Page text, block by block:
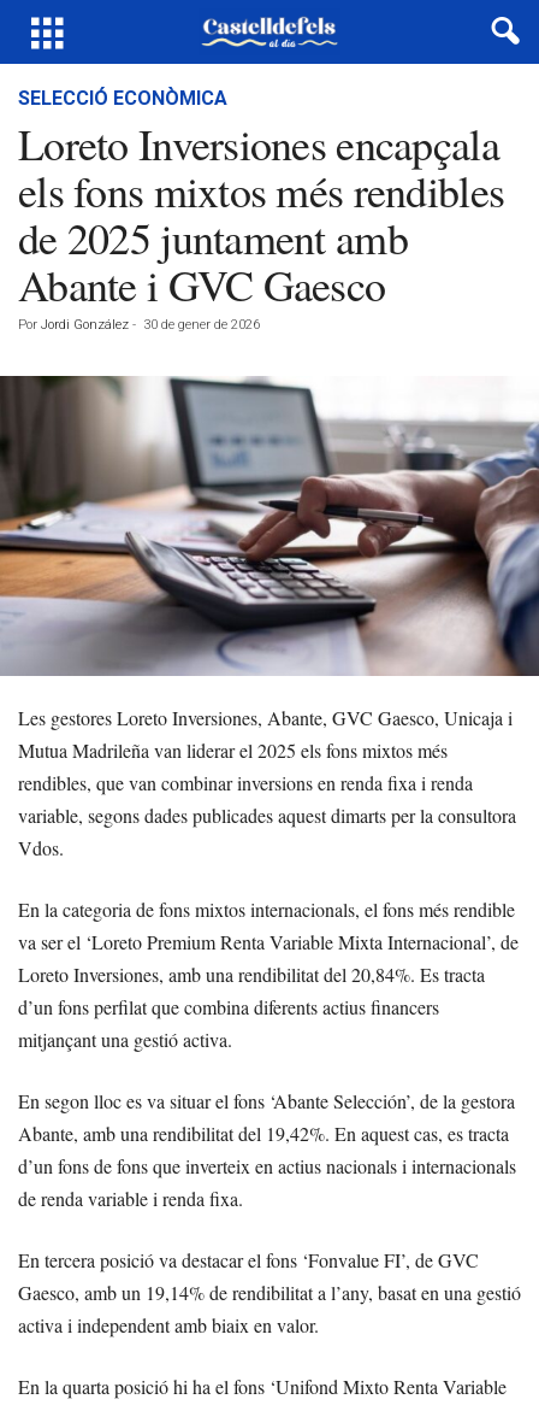
SELECCIÓ ECONÒMICA
Loreto Inversiones encapçala
els fons mixtos més rendibles
de 2025 juntament amb
Abante i GVC Gaesco
Por Jordi González - 30 de gener de 2026
Les gestores Loreto Inversiones, Abante, GVC Gaesco, Unicaja i
Mutua Madrileña van liderar el 2025 els fons mixtos més
rendibles, que van combinar inversions en renda fixa i renda
variable, segons dades publicades aquest dimarts per la consultora
Vdos.
En la categoria de fons mixtos internacionals, el fons més rendible
va ser el ‘Loreto Premium Renta Variable Mixta Internacional’, de
Loreto Inversiones, amb una rendibilitat del 20,84%. Es tracta
d’un fons perfilat que combina diferents actius financers
mitjançant una gestió activa.
En segon lloc es va situar el fons ‘Abante Selección’, de la gestora
Abante, amb una rendibilitat del 19,42%. En aquest cas, es tracta
d’un fons de fons que inverteix en actius nacionals i internacionals
de renda variable i renda fixa.
En tercera posició va destacar el fons ‘Fonvalue FI’, de GVC
Gaesco, amb un 19,14% de rendibilitat a l’any, basat en una gestió
activa i independent amb biaix en valor.
En la quarta posició hi ha el fons ‘Unifond Mixto Renta Variable